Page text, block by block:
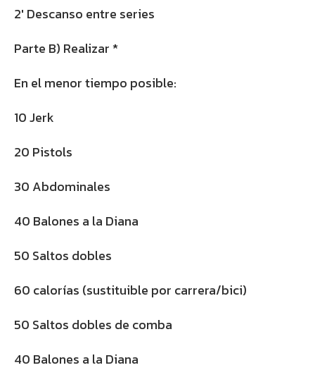
2′ Descanso entre series
Parte B) Realizar *
En el menor tiempo posible:
10 Jerk
20 Pistols
30 Abdominales
40 Balones a la Diana
50 Saltos dobles
60 calorías (sustituible por carrera/bici)
50 Saltos dobles de comba
40 Balones a la Diana